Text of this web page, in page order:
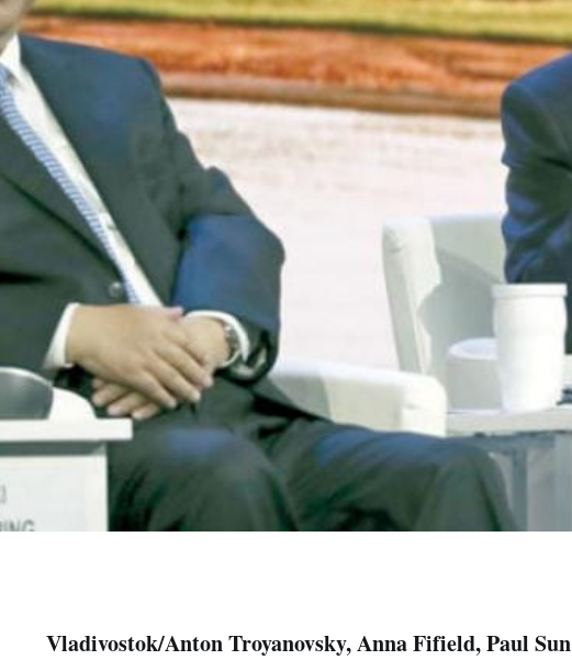
Vladivostok/Anton Troyanovsky, Anna Fifield, Paul Sun